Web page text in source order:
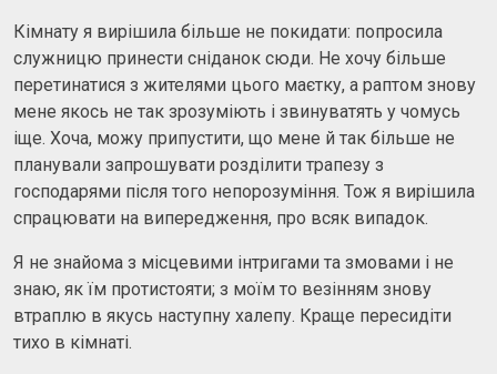
Кімнату я вирішила більше не покидати: попросила
служницю принести сніданок сюди. Не хочу більше
перетинатися з жителями цього маєтку, а раптом знову
мене якось не так зрозуміють і звинуватять у чомусь
іще. Хоча, можу припустити, що мене й так більше не
планували запрошувати розділити трапезу з
господарями після того непорозуміння. Тож я вирішила
спрацювати на випередження, про всяк випадок.
Я не знайома з місцевими інтригами та змовами і не
знаю, як їм протистояти; з моїм то везінням знову
втраплю в якусь наступну халепу. Краще пересидіти
тихо в кімнаті.